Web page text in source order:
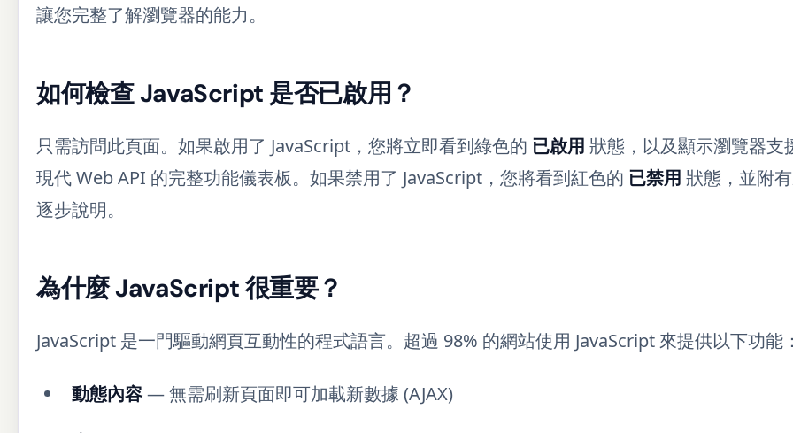
讓您完整了解瀏覽器的能力。
如何檢查 JavaScript 是否已啟用？
只需訪問此頁面。如果啟用了 JavaScript，您將立即看到綠色的 已啟用 狀態，以及顯示瀏覽器支
現代 Web API 的完整功能儀表板。如果禁用了 JavaScript，您將看到紅色的 已禁用 狀態，並附
逐步說明。
為什麼 JavaScript 很重要？
JavaScript 是一門驅動網頁互動性的程式語言。超過 98% 的網站使用 JavaScript 來提供以下功能
動態內容— 無需刷新頁面即可加載新數據 (AJAX)